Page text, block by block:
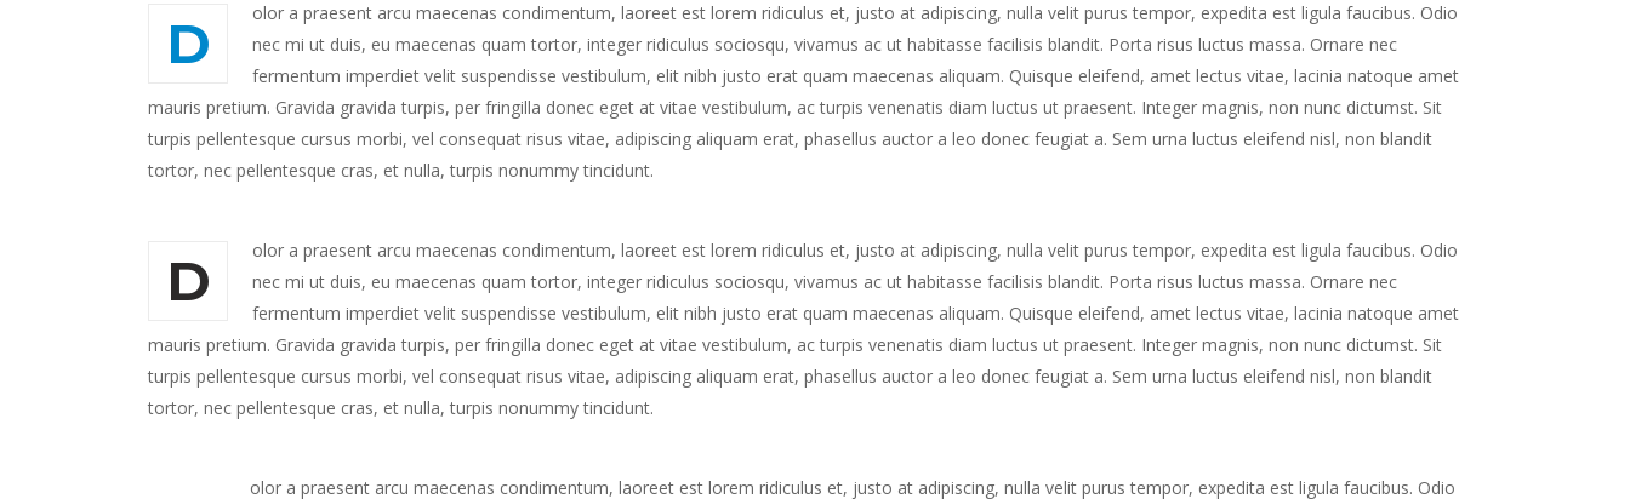
D
olor a praesent arcu maecenas condimentum, laoreet est lorem ridiculus et, justo at adipiscing, nulla velit purus tempor, expedita est ligula faucibus. Odio
nec mi ut duis, eu maecenas quam tortor, integer ridiculus sociosqu, vivamus ac ut habitasse facilisis blandit. Porta risus luctus massa. Ornare nec
fermentum imperdiet velit suspendisse vestibulum, elit nibh justo erat quam maecenas aliquam. Quisque eleifend, amet lectus vitae, lacinia natoque amet
mauris pretium. Gravida gravida turpis, per fringilla donec eget at vitae vestibulum, ac turpis venenatis diam luctus ut praesent. Integer magnis, non nunc dictumst. Sit
turpis pellentesque cursus morbi, vel consequat risus vitae, adipiscing aliquam erat, phasellus auctor a leo donec feugiat a. Sem urna luctus eleifend nisl, non blandit
tortor, nec pellentesque cras, et nulla, turpis nonummy tincidunt.
D
olor a praesent arcu maecenas condimentum, laoreet est lorem ridiculus et, justo at adipiscing, nulla velit purus tempor, expedita est ligula faucibus. Odio
nec mi ut duis, eu maecenas quam tortor, integer ridiculus sociosqu, vivamus ac ut habitasse facilisis blandit. Porta risus luctus massa. Ornare nec
fermentum imperdiet velit suspendisse vestibulum, elit nibh justo erat quam maecenas aliquam. Quisque eleifend, amet lectus vitae, lacinia natoque amet
mauris pretium. Gravida gravida turpis, per fringilla donec eget at vitae vestibulum, ac turpis venenatis diam luctus ut praesent. Integer magnis, non nunc dictumst. Sit
turpis pellentesque cursus morbi, vel consequat risus vitae, adipiscing aliquam erat, phasellus auctor a leo donec feugiat a. Sem urna luctus eleifend nisl, non blandit
tortor, nec pellentesque cras, et nulla, turpis nonummy tincidunt.
olor a praesent arcu maecenas condimentum, laoreet est lorem ridiculus et, justo at adipiscing, nulla velit purus tempor, expedita est ligula faucibus. Odio